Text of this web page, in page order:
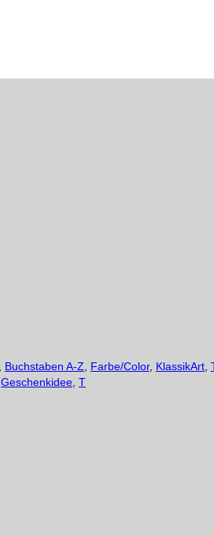
Buchstaben A-Z Farbe/Color, KlassikArt
Geschenkidee T